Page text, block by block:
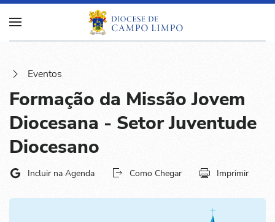
Eventos
Formação da Missão Jovem
Diocesana - Setor Juventude
Diocesano
Incluir na Agenda Como Chegar Imprimir